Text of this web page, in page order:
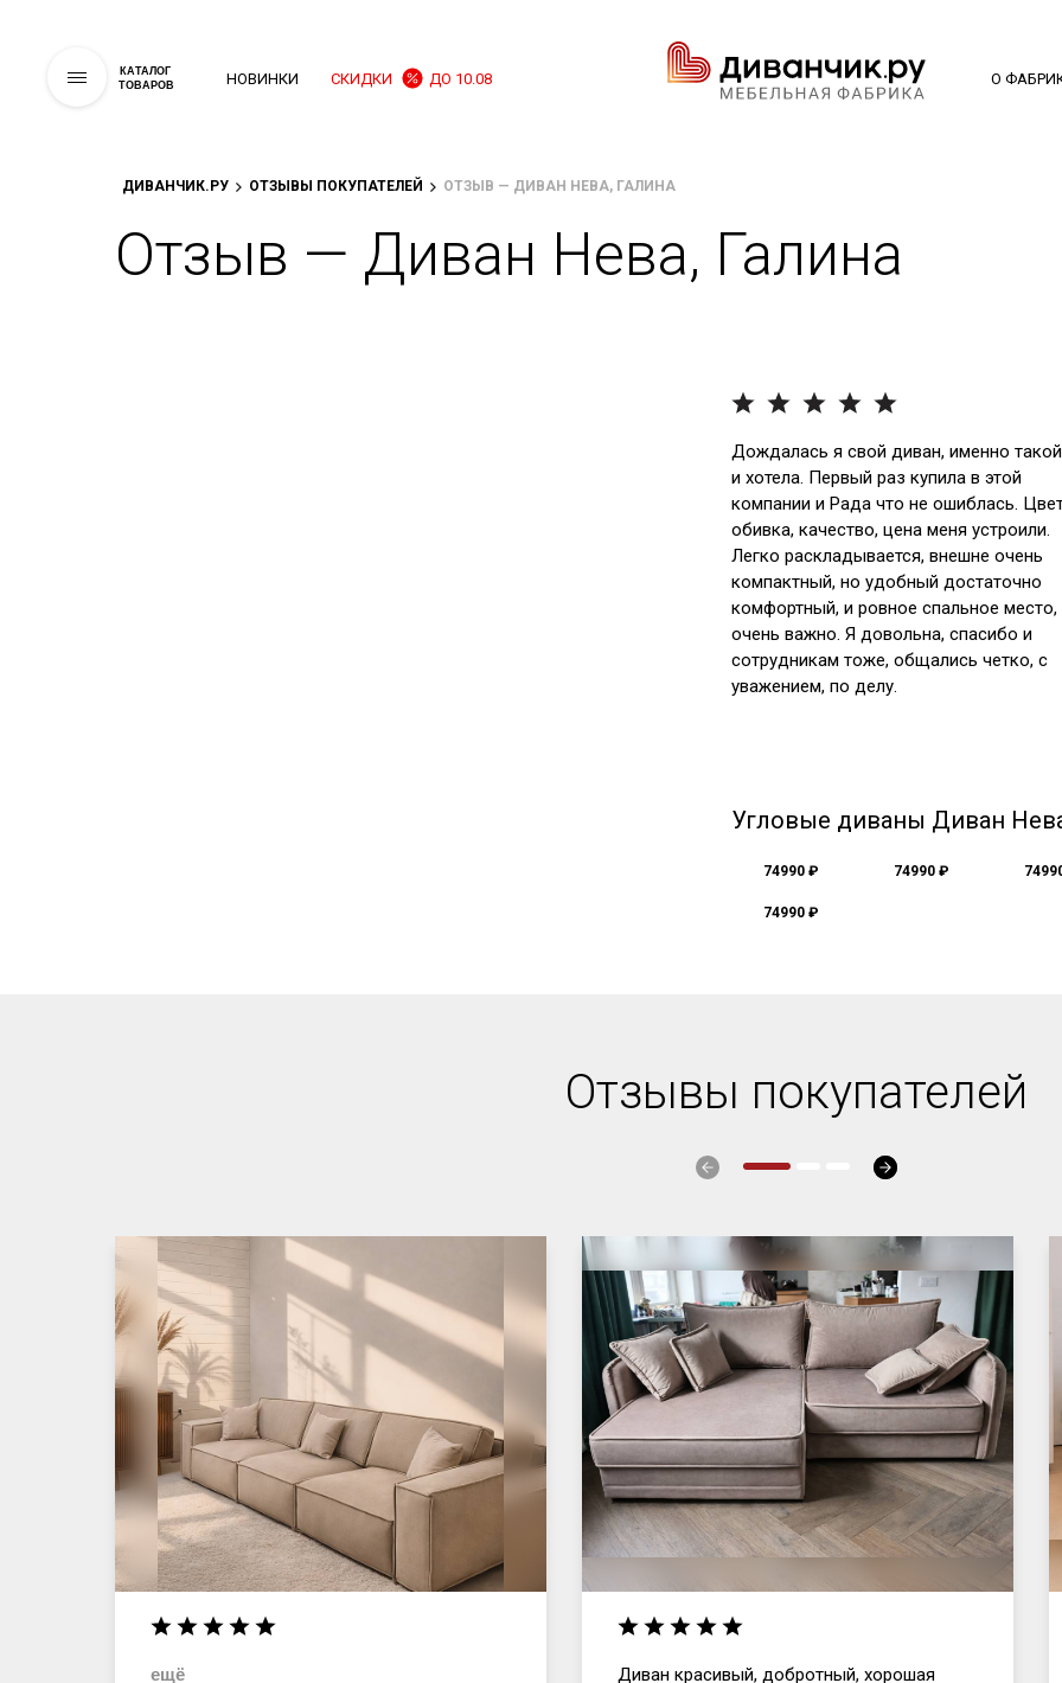
КАТАЛОГ
ТОВАРОВ
НОВИНКИ СКИДКИ ДО 10.08 О
ДИВАНЧИК.РУ ОТЗЫВЫ ПОКУПАТЕЛЕЙ ОТЗЫВ — ДИВАН НЕВА, ГАЛИНА
Отзыв — Диван Нева, Галина
Дождалась я свой диван, именно такой
и хотела. Первый раз купила в этой
компании и Рада что не ошиблась.
обивка, качество, цена меня устроили.
Легко раскладывается, внешне очень
компактный, но удобный достаточно
комфортный, и ровное спальное место,
очень важно. Я довольна, спасибо и
сотрудникам тоже, общались четко, с
уважением, по делу.
Угловые диваны Диван
74990 ₽ 74990 ₽
74990 ₽
Отзывы покупателей
ещё
Диван красивый, добротный, хорошая